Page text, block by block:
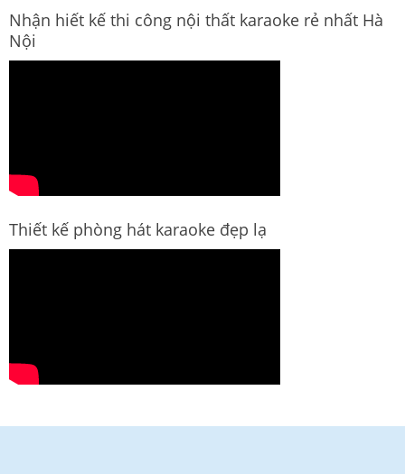
Nhận hiết kế thi công nội thất karaoke rẻ nhất Hà
Nội
Thiết kế phòng hát karaoke đẹp lạ